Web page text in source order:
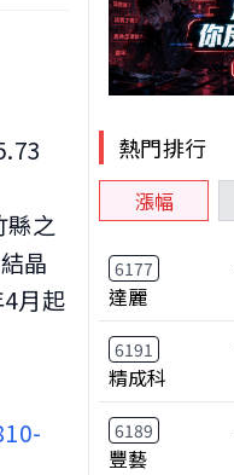
縣之
晶
月起
熱門排行
漲幅
6177
達麗
6191
精成科
6189
豐藝